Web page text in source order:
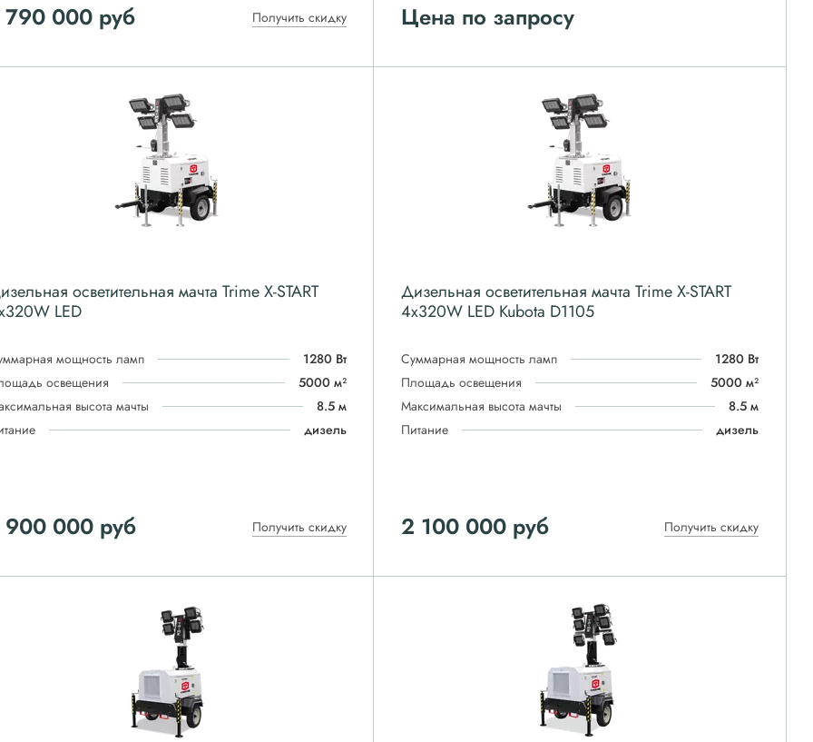
790 000 руб Получить скидку Цена по запросу
осветительная мачта Trime X-START
LED
мощность ламп
1280 Вт
освещения
5000 м²
высота мачты
8.5 м
дизель
900 000 руб Получить скидку
Дизельная осветительная мачта Trime X-START
4x320W LED Kubota D1105
Суммарная мощность ламп
1280 Вт
Площадь освещения
5000 м²
Максимальная высота мачты
8.5 м
Питание
дизель
2 100 000руб Получить скидку